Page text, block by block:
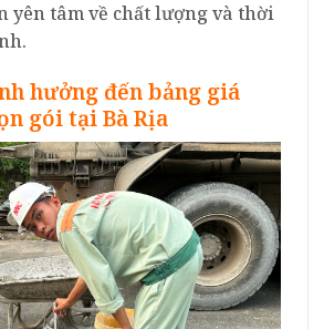
yên tâm về chất lượng và thời
hưởng đến bảng giá
gói tại Bà Rịa